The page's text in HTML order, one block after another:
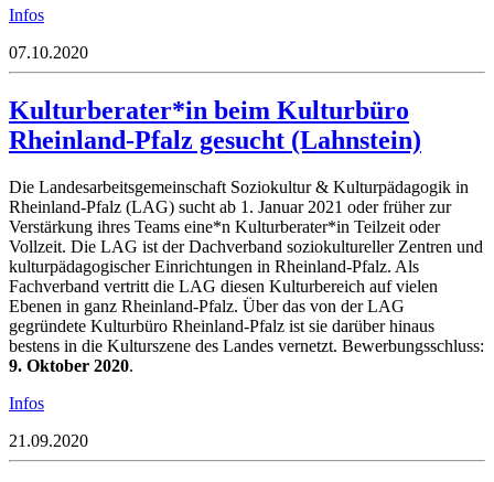
Infos
07.10.2020
Kulturberater*in beim Kulturbüro
Rheinland-Pfalz gesucht (Lahnstein)
Die Landesarbeitsgemeinschaft Soziokultur & Kulturpädagogik in
Rheinland-Pfalz (LAG) sucht ab 1. Januar 2021 oder früher zur
Verstärkung ihres Teams eine*n Kulturberater*in Teilzeit oder
Vollzeit. Die LAG ist der Dachverband soziokultureller Zentren und
kulturpädagogischer Einrichtungen in Rheinland-Pfalz. Als
Fachverband vertritt die LAG diesen Kulturbereich auf vielen
Ebenen in ganz Rheinland-Pfalz. Über das von der LAG
gegründete Kulturbüro Rheinland-Pfalz ist sie darüber hinaus
bestens in die Kulturszene des Landes vernetzt. Bewerbungsschluss:
9. Oktober 2020.
Infos
21.09.2020